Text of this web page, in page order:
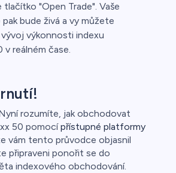
"Open Trade". Vaše
bude živá a vy můžete
výkonnosti indexu
v reálném čase.
rozumíte, jak obchodovat
50 pomocípřístupné platformy
vám tento průvodce objasnil
připraveni ponořit se do
indexového obchodování.